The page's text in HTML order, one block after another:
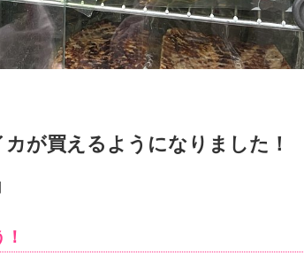
が買えるようになりました！